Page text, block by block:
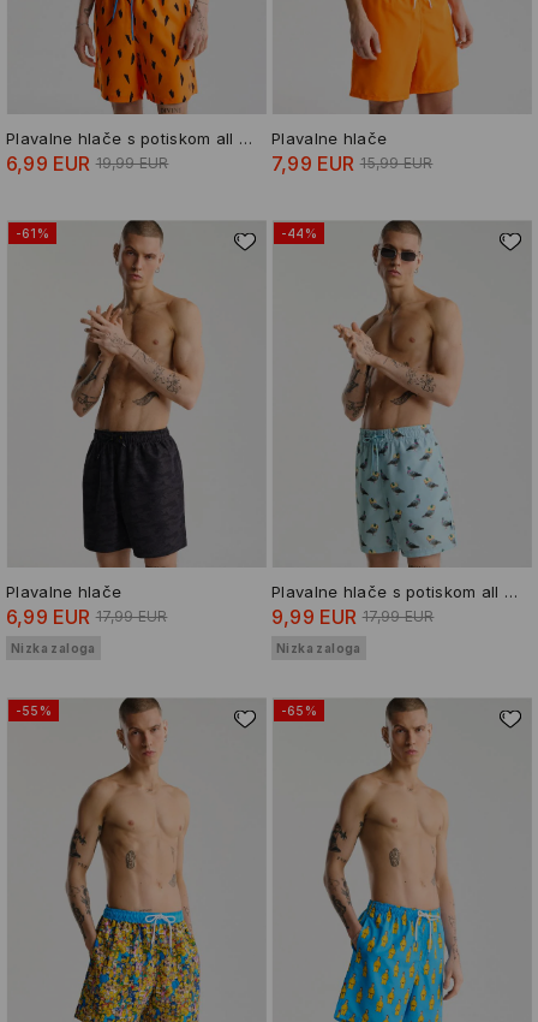
Plavalne hlače s potiskom all over The Flintstones
6,99 EUR 19,99 EUR
Plavalne hlače
7,99 EUR 15,99 EUR
-61%
Plavalne hlače
6,99 EUR 17,99 EUR
Nizka zaloga
-44%
Plavalne hlače s potiskom all over
9,99 EUR 17,99 EUR
Nizka zaloga
-55% -65%